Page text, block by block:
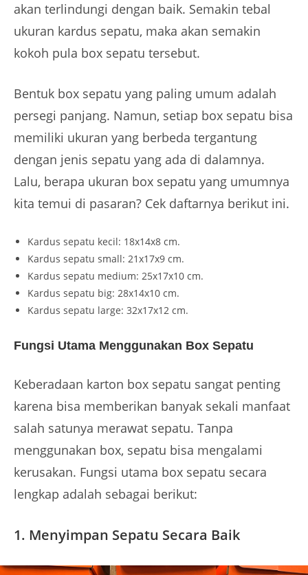
akan terlindungi dengan baik. Semakin tebal
ukuran kardus sepatu, maka akan semakin
kokoh pula box sepatu tersebut.
Bentuk box sepatu yang paling umum adalah
persegi panjang. Namun, setiap box sepatu bisa
memiliki ukuran yang berbeda tergantung
dengan jenis sepatu yang ada di dalamnya.
Lalu, berapa ukuran box sepatu yang umumnya
kita temui di pasaran? Cek daftarnya berikut ini.
Kardus sepatu kecil: 18x14x8 cm.
Kardus sepatu small: 21x17x9 cm.
Kardus sepatu medium: 25x17x10 cm.
Kardus sepatu big: 28x14x10 cm.
Kardus sepatu large: 32x17x12 cm.
Fungsi Utama Menggunakan Box Sepatu
Keberadaan karton box sepatu sangat penting
karena bisa memberikan banyak sekali manfaat
salah satunya merawat sepatu. Tanpa
menggunakan box, sepatu bisa mengalami
kerusakan. Fungsi utama box sepatu secara
lengkap adalah sebagai berikut:
1. Menyimpan Sepatu Secara Baik